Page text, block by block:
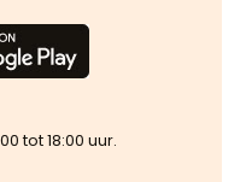
tot 18:00 uur.